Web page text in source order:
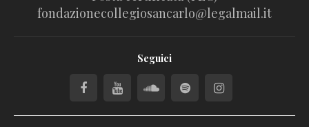
fondazionecollegiosancarlo@legalmail.it
Seguici